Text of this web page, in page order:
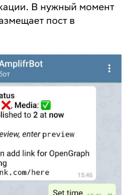
В нужный момент
пост в